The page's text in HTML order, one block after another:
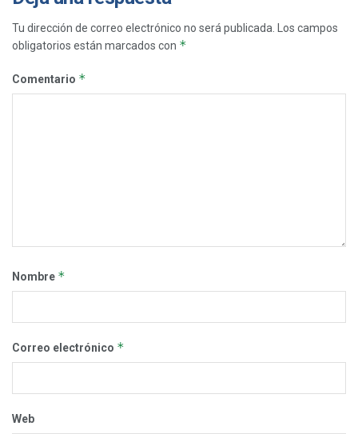
Tu dirección de correo electrónico no será publicada.
Los campos
obligatorios están marcados con *
Comentario *
Nombre *
Correo electrónico *
Web